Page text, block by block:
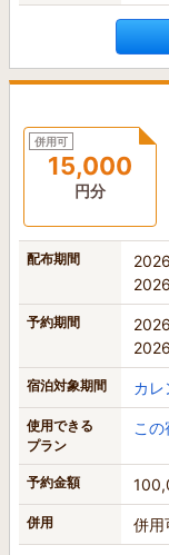
併用可
15,000
円分
配布期間
予約期間
宿泊対象期間 カレ
使用できる
プラン
こ
予約金額
併用 併用